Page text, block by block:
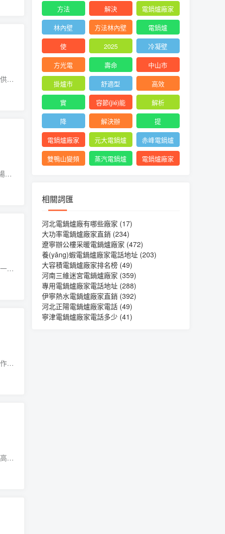
暖
上
臺
為
效
方法
解決
電鍋爐廠家
林內壁
方法林內壁
電鍋爐
使
2025
冷凝壁
方光電
壽命
中山市
掛爐市
舒適型
高效
實
容節(jié)能
解析
降
解決辦
提
電鍋爐廠家
陜西
元大電鍋爐
廠家
赤峰電鍋爐
廠家地址
雙鴨山變頻
蒸汽電鍋爐
電鍋爐廠家
相關詞匯
河北電鍋爐廠有哪些廠家 (17)
大功率電鍋爐廠家直銷 (234)
遼寧辦公樓采暖電鍋爐廠家 (472)
養(yǎng)蝦電鍋爐廠家電話地址 (203)
大容積電鍋爐廠家排名榜 (49)
河南三維迷宮電鍋爐廠家 (359)
專用電鍋爐廠家電話地址 (288)
伊寧熱水電鍋爐廠家直銷 (392)
河北正陽電鍋爐廠家電話 (49)
寧津電鍋爐廠家電話多少 (41)